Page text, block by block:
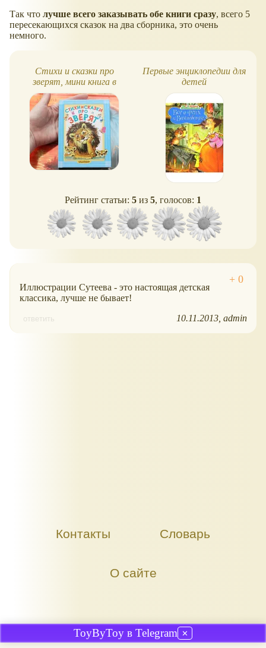
Так что лучше всего заказывать обе книги сразу, всего 5
пересекающихся сказок на два сборника, это очень
немного.
Стихи и сказки про
зверят, мини книга в
твёрдой обложке
Первые энциклопедии для
детей
Рейтинг статьи: 5 из 5, голосов: 1
Иллюстрации Сутеева - это настоящая детская
классика, лучше не бывает!
ответить 10.11.2013 admin
Контакты Словарь
О сайте
ToyByToy в Telegram ✕